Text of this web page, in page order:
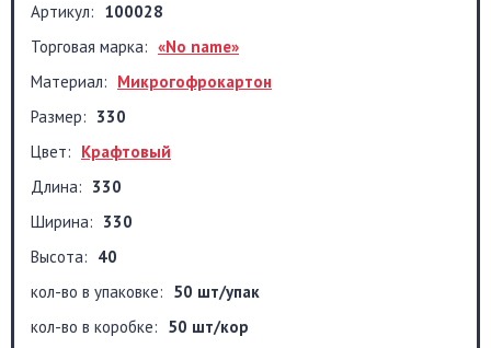
Артикул: 100028
Торговая марка: «No name»
Материал: Микрогофрокартон
Размер: 330
Цвет: Крафтовый
Длина: 330
Ширина: 330
Высота: 40
кол-во в упаковке: 50 шт/упак
кол-во в коробке: 50 шт/кор